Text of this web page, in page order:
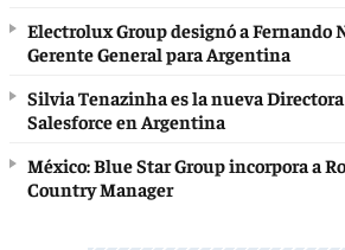
Electrolux Group designó a Fernando
Gerente General para Argentina
Silvia Tenazinha es la nueva
Salesforce en Argentina
México: Blue Star Group incorpora a
Country Manager